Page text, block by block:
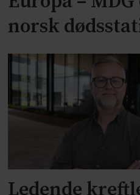
norsk
Ledende